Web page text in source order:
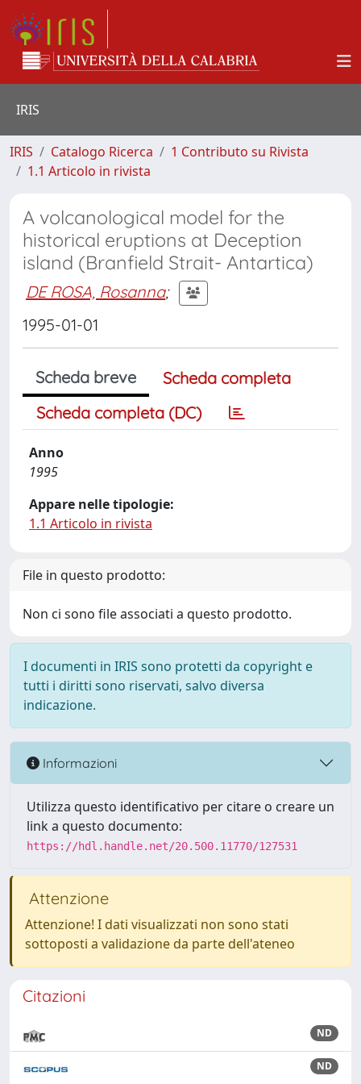
IRIS
IRIS Catalogo Ricerca
1 Contributo su Rivista
1.1 Articolo in rivista
A volcanological model for the
historical eruptions at Deception
island (Branfield Strait- Antartica)
DE ROSA, Rosanna;
1995-01-01
Scheda breve
Scheda completa
Scheda completa (DC)
Anno
1995
Appare nelle tipologie:
1.1 Articolo in rivista
File in questo prodotto:
Non ci sono file associati a questo prodotto.
I documenti in IRIS sono protetti da copyright e
tutti i diritti sono riservati, salvo diversa
indicazione.
Informazioni
Utilizza questo identificativo per citare o creare un
link a questo documento:
https://hdl.handle.net/20.500.11770/127531
Attenzione
Attenzione! I dati visualizzati non sono stati
sottoposti a validazione da parte dell'ateneo
Citazioni
ND
ND